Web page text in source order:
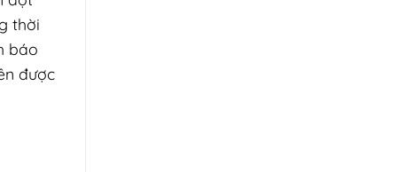
thời
báo
được